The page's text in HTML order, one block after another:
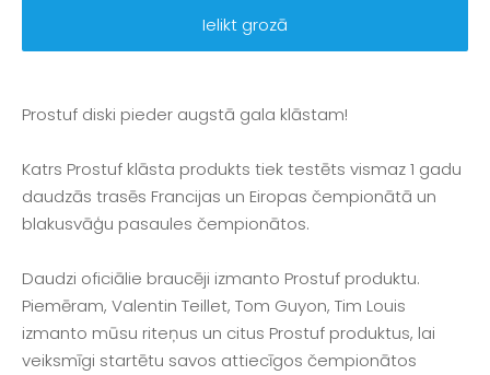
Ielikt grozā
Prostuf diski pieder augstā gala klāstam!
Katrs Prostuf klāsta produkts tiek testēts vismaz 1 gadu
daudzās trasēs Francijas un Eiropas čempionātā un
blakusvāģu pasaules čempionātos.
Daudzi oficiālie braucēji izmanto Prostuf produktu.
Piemēram, Valentin Teillet, Tom Guyon, Tim Louis
izmanto mūsu riteņus un citus Prostuf produktus, lai
veiksmīgi startētu savos attiecīgos čempionātos